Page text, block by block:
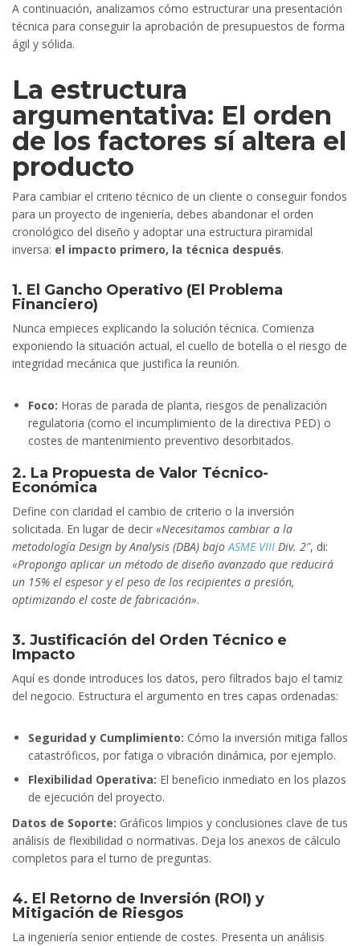
A continuación, analizamos cómo estructurar una presentación
técnica para conseguir la aprobación de presupuestos de forma
ágil y sólida.
La estructura
argumentativa: El orden
de los factores sí altera el
producto
Para cambiar el criterio técnico de un cliente o conseguir fondos
para un proyecto de ingeniería, debes abandonar el orden
cronológico del diseño y adoptar una estructura piramidal
inversa: el impacto primero, la técnica después.
1. El Gancho Operativo (El Problema
Financiero)
Nunca empieces explicando la solución técnica. Comienza
exponiendo la situación actual, el cuello de botella o el riesgo de
integridad mecánica que justifica la reunión.
Foco: Horas de parada de planta, riesgos de penalización
regulatoria (como el incumplimiento de la directiva PED) o
costes de mantenimiento preventivo desorbitados.
2. La Propuesta de Valor Técnico-
Económica
Define con claridad el cambio de criterio o la inversión
solicitada. En lugar de decir «Necesitamos cambiar a la
metodología Design by Analysis (DBA) bajoASME VIII Div. 2″, di:
«Propongo aplicar un método de diseño avanzado que reducirá
un 15% el espesor y el peso de los recipientes a presión,
optimizando el coste de fabricación».
3. Justificación del Orden Técnico e
Impacto
Aquí es donde introduces los datos, pero filtrados bajo el tamiz
del negocio. Estructura el argumento en tres capas ordenadas:
Seguridad y Cumplimiento: Cómo la inversión mitiga fallos
catastróficos, por fatiga o vibración dinámica, por ejemplo.
Flexibilidad Operativa: El beneficio inmediato en los plazos
de ejecución del proyecto.
Datos de Soporte: Gráficos limpios y conclusiones clave de tus
análisis de flexibilidad o normativas. Deja los anexos de cálculo
completos para el turno de preguntas.
4. El Retorno de Inversión (ROI) y
Mitigación de Riesgos
La ingeniería senior entiende de costes. Presenta un análisis